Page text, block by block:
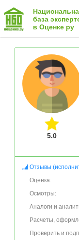
база
в Оценке ру
5.0
Отзывы
Оценка:
Осмотры:
Аналоги и
Расчеты,
Проверить и